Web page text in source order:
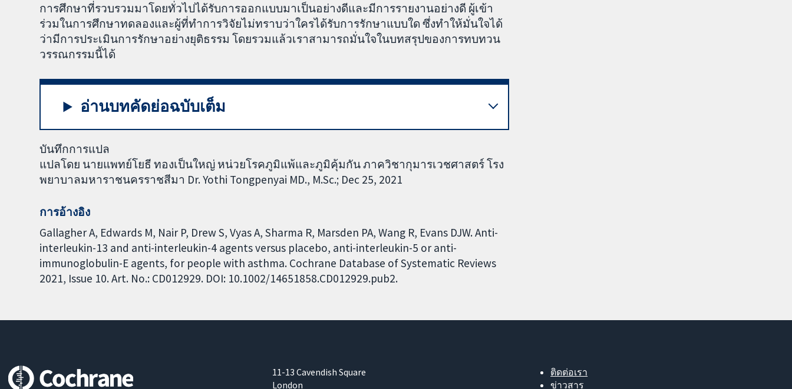
การศึกษาที่รวบรวมมาโดยทั่วไปได้รับการออกแบบมาเป็นอย่างดีและมีการรายงานอย่างดี ผู้เข้า
ร่วมในการศึกษาทดลองและผู้ที่ทำการวิจัยไม่ทราบว่าใครได้รับการรักษาแบบใด ซึ่งทำให้มั่นใจได้
ว่ามีการประเมินการรักษาอย่างยุติธรรม โดยรวมแล้วเราสามารถมั่นใจในบทสรุปของการทบทวน
วรรณกรรมนี้ได้
อ่านบทคัดย่อฉบับเต็ม
บันทึกการแปล
แปลโดย นายแพทย์โยธี ทองเป็นใหญ่ หน่วยโรคภูมิแพ้และภูมิคุ้มกัน ภาควิชากุมารเวชศาสตร์ โรง
พยาบาลมหาราชนครราชสีมา Dr. Yothi Tongpenyai MD., M.Sc.; Dec 25, 2021
การอ้างอิง
Gallagher A, Edwards M, Nair P, Drew S, Vyas A, Sharma R, Marsden PA, Wang R, Evans DJW. Anti-
interleukin-13 and anti-interleukin-4 agents versus placebo, anti-interleukin-5 or anti-
immunoglobulin-E agents, for people with asthma. Cochrane Database of Systematic Reviews
2021, Issue 10. Art. No.: CD012929. DOI: 10.1002/14651858.CD012929.pub2.
11-13 Cavendish Square
London
ติดต่อเรา
ข่าวสาร